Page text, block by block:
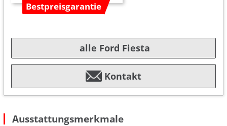
Bestpreisgarantie
alle Ford Fiesta
Kontakt
Ausstattungsmerkmale